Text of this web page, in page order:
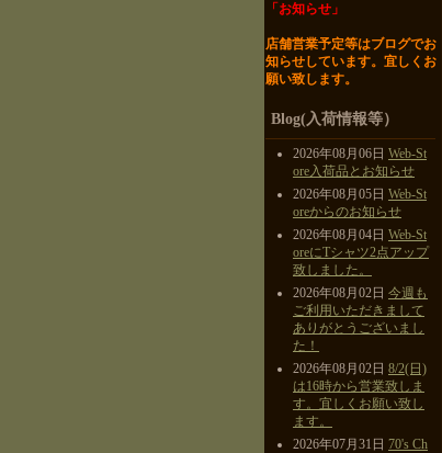
「お知らせ」
店舗営業予定等はブログでお
知らせしています。 宜しくお
願い致します。
Blog(入荷情報等）
2026年08月06日 Web-St
ore入荷品とお知らせ
2026年08月05日 Web-St
oreからのお知らせ
2026年08月04日 Web-St
oreにTシャツ2点アップ
致しました。
2026年08月02日 今週も
ご利用いただきまして
ありがとうございまし
た！
2026年08月02日 8/2(日)
は16時から営業致しま
す。宜しくお願い致し
ます。
2026年07月31日 70's Ch